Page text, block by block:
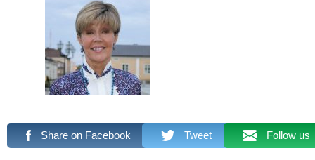
Share on Facebook Tweet Follow us